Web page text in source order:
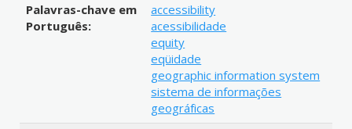
Palavras-chave em
Português:
accessibility
acessibilidade
equity
eqüidade
geographic information system
sistema de informações
geográficas